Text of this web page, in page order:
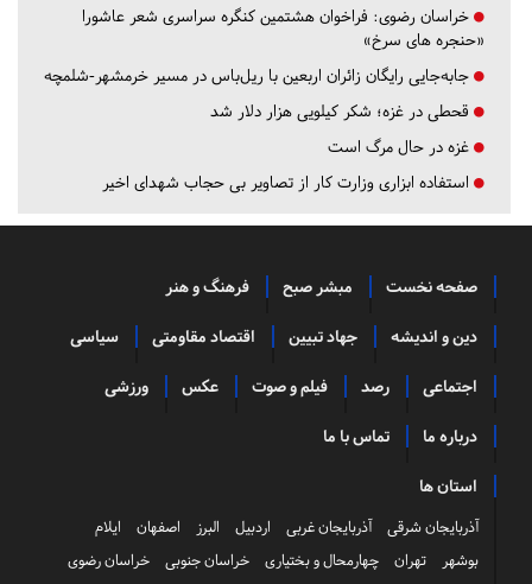
خراسان رضوی: فراخوان هشتمین کنگره سراسری شعر عاشورا
«حنجره های سرخ»
جابه‌جایی رایگان زائران اربعین با ریل‌باس در مسیر خرمشهر-شلمچه
قحطی در غزه؛ شکر کیلویی هزار دلار شد
غزه در حال مرگ است
استفاده ابزاری وزارت کار از تصاویر بی حجاب شهدای اخیر
صفحه نخست مبشر صبح فرهنگ و هنر
دین و اندیشه جهاد تبیین اقتصاد مقاومتی سیاسی
اجتماعی رصد فیلم و صوت عکس ورزشی
درباره ما تماس با ما
استان ها
آذربایجان شرقی آذربایجان غربی اردبیل البرز اصفهان
ایلام
بوشهر
تهران چهارمحال و بختیاری خراسان جنوبی
خراسان رضوی